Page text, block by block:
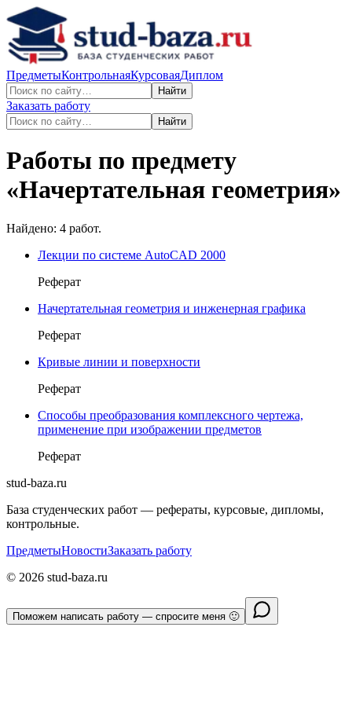
ПредметыКонтрольнаяКурсоваяДиплом
Найти
Заказать работу
Найти
Работы по предмету
«Начертательная геометрия»
Найдено: 4 работ.
Лекции по системе AutoCAD 2000
Реферат
Начертательная геометрия и инженерная графика
Реферат
Кривые линии и поверхности
Реферат
Cпособы преобразования комплексного чертежа,
применение при изображении предметов
Реферат
stud-baza.ru
База студенческих работ — рефераты, курсовые, дипломы,
контрольные.
ПредметыНовостиЗаказать работу
© 2026 stud-baza.ru
Поможем написать работу — спросите меня 🙂